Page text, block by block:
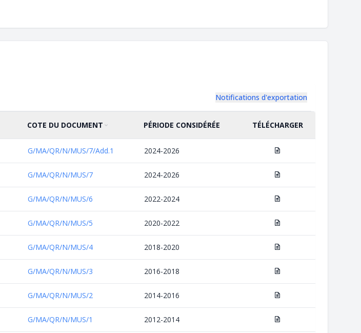
Notifications d'exportation
TRIER PAR
COTE DU DOCUMENT
CROISSANT PÉRIODE CONSIDÉRÉE TÉLÉCHARGER
G/MA/QR/N/MUS/7/Add.1 2024-2026
G/MA/QR/N/MUS/7 2024-2026
G/MA/QR/N/MUS/6 2022-2024
G/MA/QR/N/MUS/5 2020-2022
G/MA/QR/N/MUS/4 2018-2020
G/MA/QR/N/MUS/3 2016-2018
G/MA/QR/N/MUS/2 2014-2016
G/MA/QR/N/MUS/1 2012-2014